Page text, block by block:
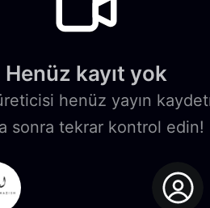
Henüz kayıt yok
henüz yayın
sonra tekrar kontrol edin!